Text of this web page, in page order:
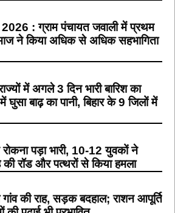
2026 : ग्राम पंचायत जवाली में प्रथम
ने किया अधिक से अधिक सहभागिता
में अगले 3 दिन भारी बारिश का
बाढ़ का पानी, बिहार के 9 जिलों में
रोकना पड़ा भारी, 10-12 युवकों ने
रॉड और पत्थरों से किया हमला
गांव की राह, सड़क बदहाल; राशन आपूर्ति